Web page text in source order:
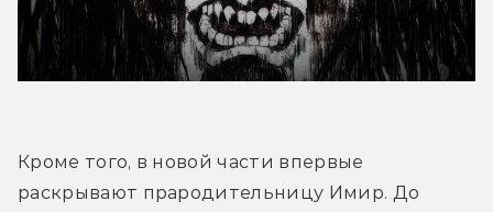
Кроме того, в новой части впервые
раскрывают прародительницу Имир. До